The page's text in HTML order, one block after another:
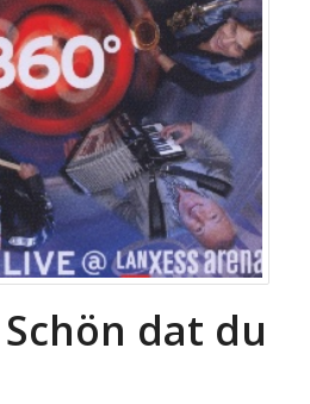
dat du